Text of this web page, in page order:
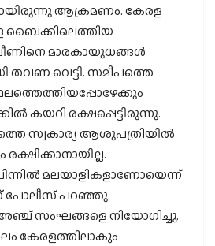
ആക്രമണം. കേരള
ബൈക്കിലെത്തിയ
മാരകായുധങ്ങള്‍
തവണ വെട്ടി. സമീപത്തെ
കയറി രക്ഷപ്പെട്ടിരുന്നു.
സ്വകാര്യ ആശുപത്രിയില്‍
രക്ഷിക്കാനായില്ല.
മലയാളികളാണോയെന്ന്
പോലീസ് പറഞ്ഞു.
സംഘങ്ങളെ നിയോഗിച്ചു.
കേരളത്തിലാകും